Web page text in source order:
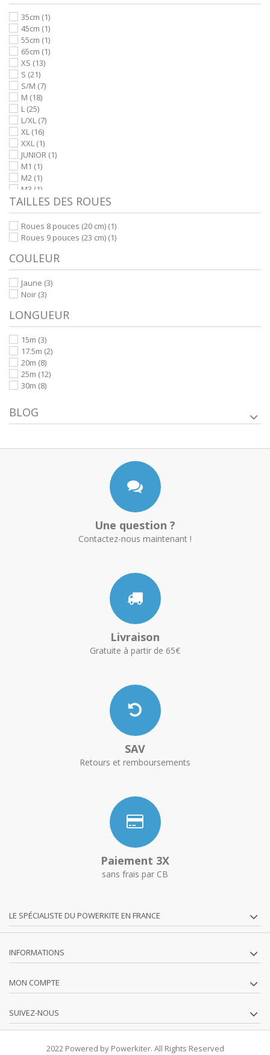
35cm (1)
45cm (1)
55cm (1)
65cm (1)
XS (13)
S (21)
S/M (7)
M (18)
L (25)
L/XL (7)
XL (16)
XXL (1)
JUNIOR (1)
M1 (1)
M2 (1)
M3 (1)
TAILLES DES ROUES
Roues 8 pouces (20 cm) (1)
Roues 9 pouces (23 cm) (1)
COULEUR
Jaune (3)
Noir (3)
LONGUEUR
15m (3)
17.5m (2)
20m (8)
25m (12)
30m (8)
BLOG
Une question ?
Contactez-nous maintenant !
Livraison
Gratuite à partir de 65€
SAV
Retours et remboursements
Paiement 3X
sans frais par CB
LE SPÉCIALISTE DU POWERKITE EN FRANCE
INFORMATIONS
MON COMPTE
SUIVEZ-NOUS
2022 Powered by Powerkiter. All Rights Reserved